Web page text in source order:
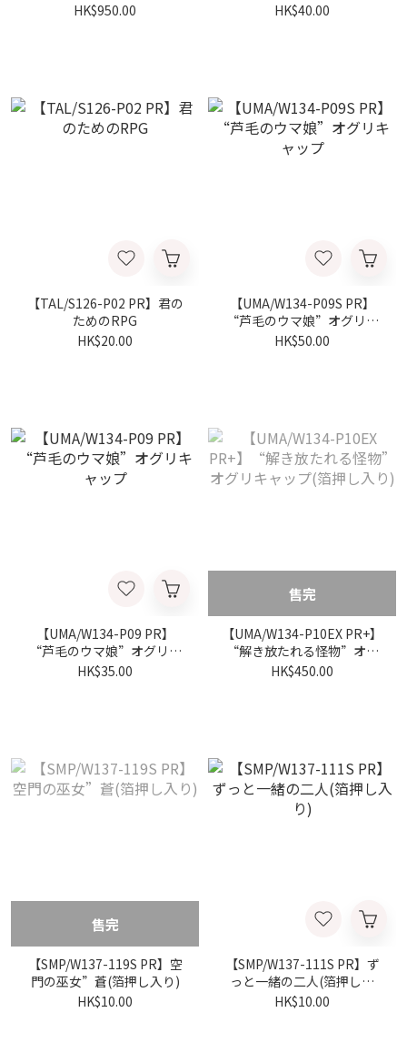
HK$950.00
HK$40.00
【TAL/S126-P02 PR】君の
ためのRPG
HK$20.00
【UMA/W134-P09S PR】
“芦毛のウマ娘”オグリキ
ャップ
HK$50.00
【UMA/W134-P09 PR】
“芦毛のウマ娘”オグリキ
ャップ
HK$35.00
售完
【UMA/W134-P10EX PR+】
“解き放たれる怪物”オグ
リキャップ(箔押し入り)
HK$450.00
售完
【SMP/W137-119S PR】空
門の巫女”蒼(箔押し入り)
HK$10.00
【SMP/W137-111S PR】ず
っと一緒の二人(箔押し入
り)
HK$10.00